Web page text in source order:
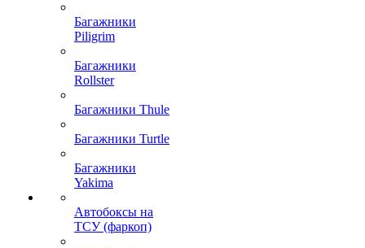
Багажники
Piligrim
Багажники
Rollster
Багажники Thule
Багажники Turtle
Багажники
Yakima
Автобоксы на
ТСУ (фаркоп)